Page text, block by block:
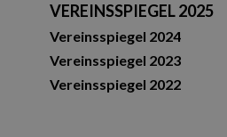
VEREINSSPIEGEL 2025
Vereinsspiegel 2024
Vereinsspiegel 2023
Vereinsspiegel 2022